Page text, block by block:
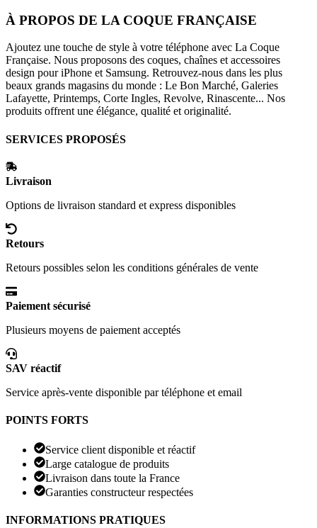
À PROPOS DE LA COQUE FRANÇAISE
Ajoutez une touche de style à votre téléphone avec La Coque
Française. Nous proposons des coques, chaînes et accessoires
design pour iPhone et Samsung. Retrouvez-nous dans les plus
beaux grands magasins du monde : Le Bon Marché, Galeries
Lafayette, Printemps, Corte Ingles, Revolve, Rinascente... Nos
produits offrent une élégance, qualité et originalité.
SERVICES PROPOSÉS
Livraison
Options de livraison standard et express disponibles
Retours
Retours possibles selon les conditions générales de vente
Paiement sécurisé
Plusieurs moyens de paiement acceptés
SAV réactif
Service après-vente disponible par téléphone et email
POINTS FORTS
Service client disponible et réactif
Large catalogue de produits
Livraison dans toute la France
Garanties constructeur respectées
INFORMATIONS PRATIQUES